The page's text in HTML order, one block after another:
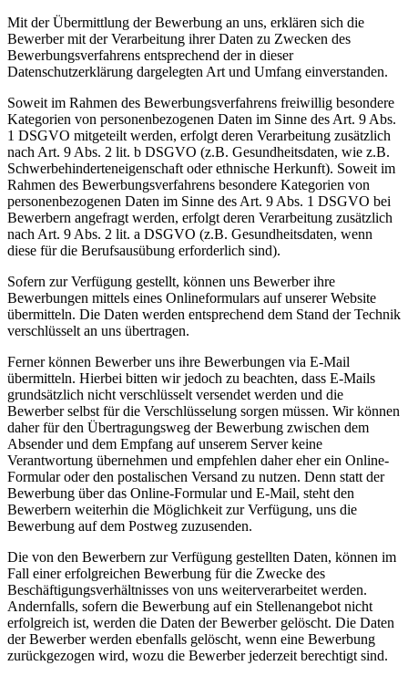
Mit der Übermittlung der Bewerbung an uns, erklären sich die
Bewerber mit der Verarbeitung ihrer Daten zu Zwecken des
Bewerbungsverfahrens entsprechend der in dieser
Datenschutzerklärung dargelegten Art und Umfang einverstanden.
Soweit im Rahmen des Bewerbungsverfahrens freiwillig besondere
Kategorien von personenbezogenen Daten im Sinne des Art. 9 Abs.
1 DSGVO mitgeteilt werden, erfolgt deren Verarbeitung zusätzlich
nach Art. 9 Abs. 2 lit. b DSGVO (z.B. Gesundheitsdaten, wie z.B.
Schwerbehinderteneigenschaft oder ethnische Herkunft). Soweit im
Rahmen des Bewerbungsverfahrens besondere Kategorien von
personenbezogenen Daten im Sinne des Art. 9 Abs. 1 DSGVO bei
Bewerbern angefragt werden, erfolgt deren Verarbeitung zusätzlich
nach Art. 9 Abs. 2 lit. a DSGVO (z.B. Gesundheitsdaten, wenn
diese für die Berufsausübung erforderlich sind).
Sofern zur Verfügung gestellt, können uns Bewerber ihre
Bewerbungen mittels eines Onlineformulars auf unserer Website
übermitteln. Die Daten werden entsprechend dem Stand der Technik
verschlüsselt an uns übertragen.
Ferner können Bewerber uns ihre Bewerbungen via E-Mail
übermitteln. Hierbei bitten wir jedoch zu beachten, dass E-Mails
grundsätzlich nicht verschlüsselt versendet werden und die
Bewerber selbst für die Verschlüsselung sorgen müssen. Wir können
daher für den Übertragungsweg der Bewerbung zwischen dem
Absender und dem Empfang auf unserem Server keine
Verantwortung übernehmen und empfehlen daher eher ein Online-
Formular oder den postalischen Versand zu nutzen. Denn statt der
Bewerbung über das Online-Formular und E-Mail, steht den
Bewerbern weiterhin die Möglichkeit zur Verfügung, uns die
Bewerbung auf dem Postweg zuzusenden.
Die von den Bewerbern zur Verfügung gestellten Daten, können im
Fall einer erfolgreichen Bewerbung für die Zwecke des
Beschäftigungsverhältnisses von uns weiterverarbeitet werden.
Andernfalls, sofern die Bewerbung auf ein Stellenangebot nicht
erfolgreich ist, werden die Daten der Bewerber gelöscht. Die Daten
der Bewerber werden ebenfalls gelöscht, wenn eine Bewerbung
zurückgezogen wird, wozu die Bewerber jederzeit berechtigt sind.